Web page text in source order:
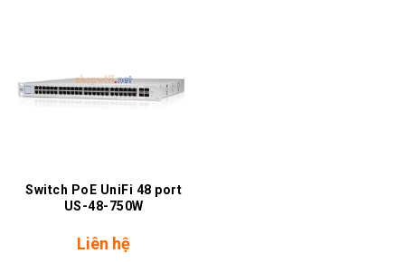
Switch PoE UniFi 48 port
US-48-750W
Liên hệ